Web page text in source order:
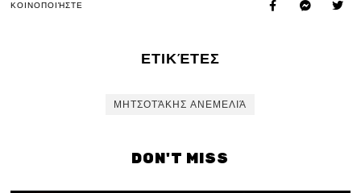
ΚΟΙΝΟΠΟΙΉΣΤΕ
ΕΤΙΚΈΤΕΣ
ΜΗΤΣΟΤΆΚΗΣ ΑΝΕΜΕΛΙΆ
DON'T MISS